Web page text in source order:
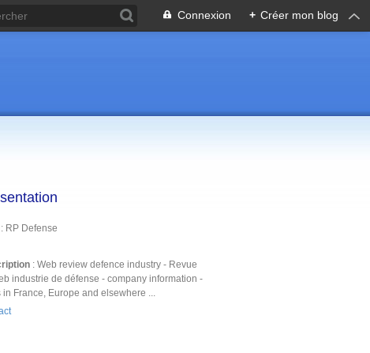
Connexion + Créer mon blog
: RP Defense
: Web review defence industry - Revue
industrie de défense - company information -
in France, Europe and elsewhere ...